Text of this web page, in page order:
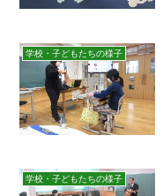
学校・子どもたちの様子
学校・子どもたちの様子